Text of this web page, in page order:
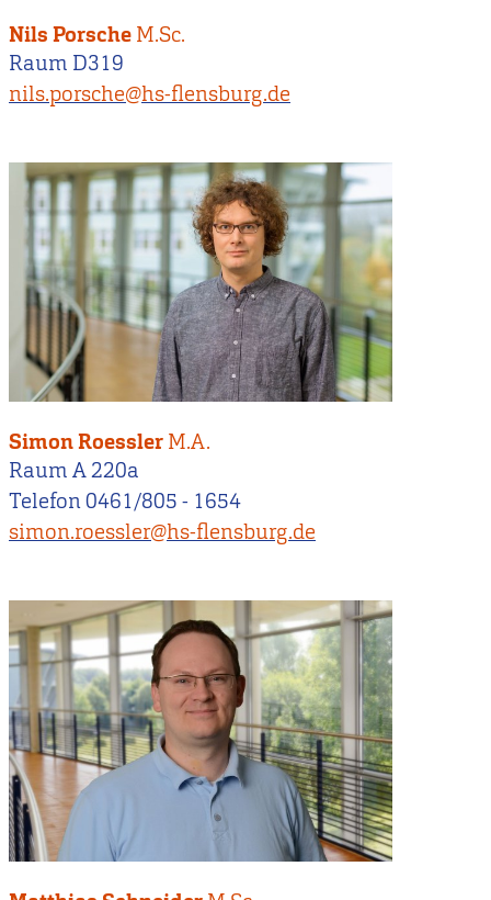
Nils Porsche M.Sc.
Raum D319
nils.porsche@hs-flensburg.de
Simon Roessler M.A.
Raum A 220a
Telefon 0461/805 - 1654
simon.roessler@hs-flensburg.de